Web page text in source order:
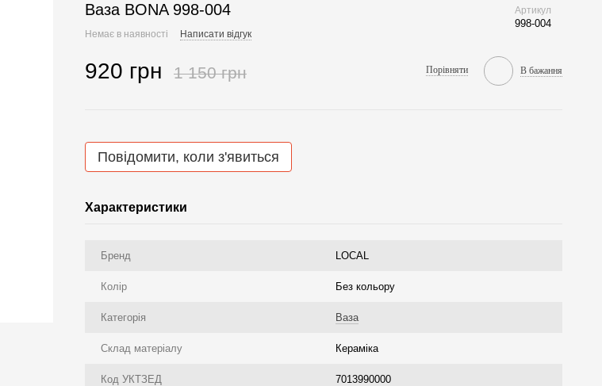
Ваза BONA 998-004 Артикул
998-004
Немає в наявності Написати відгук
920 грн 1 150 грн Порівняти В бажання
Повідомити, коли з'явиться
Характеристики
Бренд LOCAL
Колір Без кольору
Категорія Ваза
Склад матеріалу Кераміка
Код УКТЗЕД 7013990000